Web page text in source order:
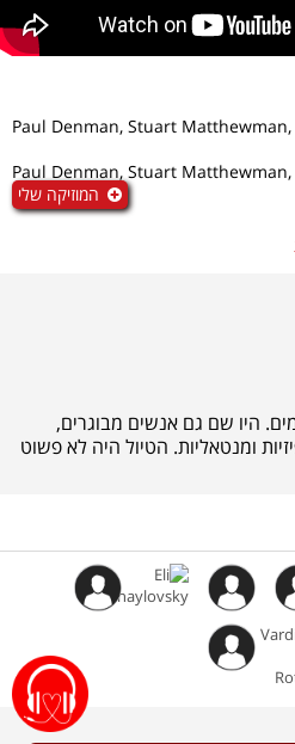
Paul Denman, Stuart
Paul Denman, Stuart
המוזיקה שלי
היו שם גם אנשים מבוגרים,
ומנטאליות. הטיול היה לא פשוט
גבוהים, הליכה בגשם ולפעמים
גם ברגעים לגמרי לא
שלא מוותרים, תומכים אחד
העולם לאהוב- בקיצור, לחיות!!